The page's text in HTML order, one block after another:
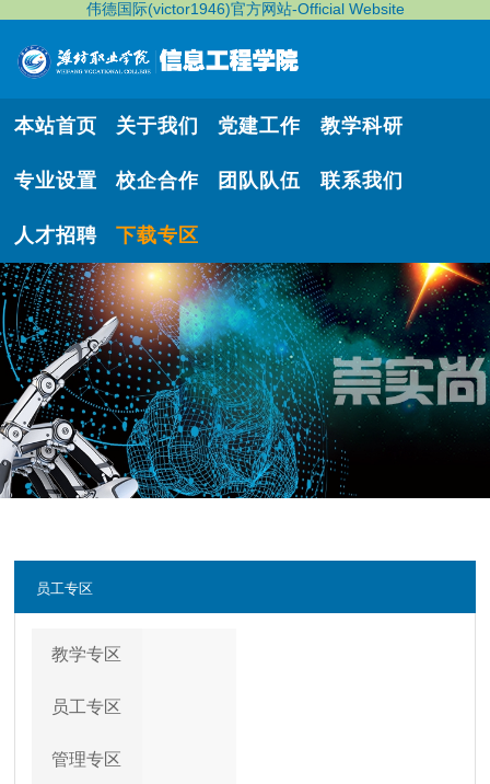
伟德国际(victor1946)官方网站-Official Website
本站首页 关于我们 党建工作 教学科研
专业设置 校企合作 团队队伍 联系我们
人才招聘 下载专区
员工专区
教学专区
员工专区
管理专区